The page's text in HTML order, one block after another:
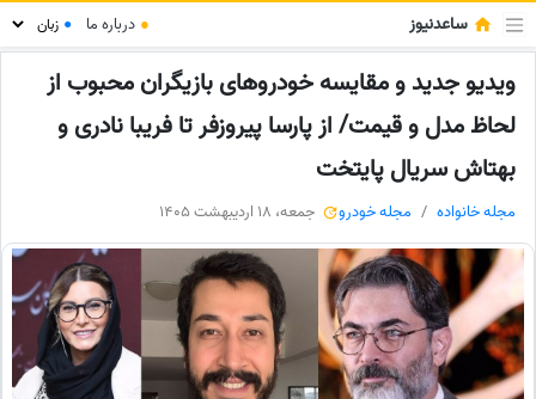
ساعدنیوز ● درباره ما ●
ویدیو جدید و مقایسه خودروهای بازیگران محبوب از
لحاظ مدل و قیمت/ از پارسا پیروزفر تا فریبا نادری و
بهتاش سریال پایتخت
مجله خانواده مجله خودرو جمعه، 18 اردیبهشت 1405